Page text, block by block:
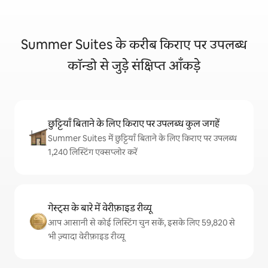
Summer Suites के करीब किराए पर उपलब्ध
कॉन्डो से जुड़े संक्षिप्त आँकड़े
छुट्टियाँ बिताने के लिए किराए पर उपलब्ध कुल जगहें
Summer Suites में छुट्टियाँ बिताने के लिए किराए पर उपलब्ध
1,240 लिस्टिंग एक्सप्लोर करें
गेस्ट्स के बारे में वेरीफ़ाइड रीव्यू
आप आसानी से कोई लिस्टिंग चुन सकें, इसके लिए 59,820 से
भी ज़्यादा वेरीफ़ाइड रीव्यू